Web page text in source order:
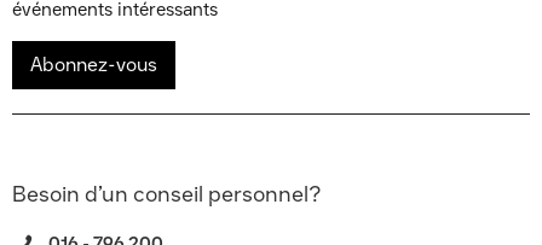
événements intéressants
Abonnez-vous
Besoin d’un conseil personnel?